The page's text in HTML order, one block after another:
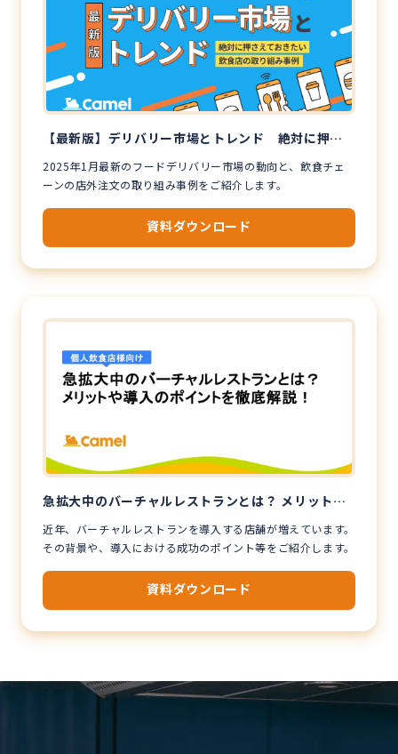
【最新版】デリバリー市場とトレンド 絶対に押さ
えておきたい飲食店の取り組み事例
2025年1月最新のフードデリバリー市場の動向と、飲食チェ
ーンの店外注文の取り組み事例をご紹介します。
資料ダウンロード
急拡大中のバーチャルレストランとは？ メリットや
近年、バーチャルレストランを導入する店舗が増えています。
その背景や、導入における成功のポイント等をご紹介します。
資料ダウンロード